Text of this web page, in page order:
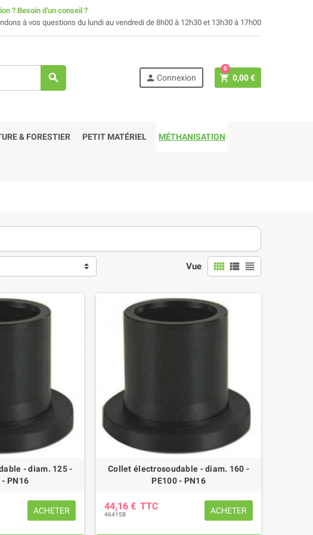
? Besoin d'un conseil ?
à vos questions du lundi au vendredi de 8h00 à 12h30 et 13h30 à 17h00
search person Connexion shopping_cart 0,00 €
0
& FORESTIER PETIT MATÉRIEL MÉTHANISATION
Vue view_comfy view_list view_headline
- diam. 125 -
- PN16
ACHETER
Collet électrosoudable - diam. 160 -
PE100 - PN16
44,16 € TTC
46415B ACHETER